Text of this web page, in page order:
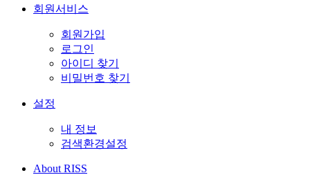
회원서비스
회원가입
로그인
아이디 찾기
비밀번호 찾기
설정
내 정보
검색환경설정
About RISS